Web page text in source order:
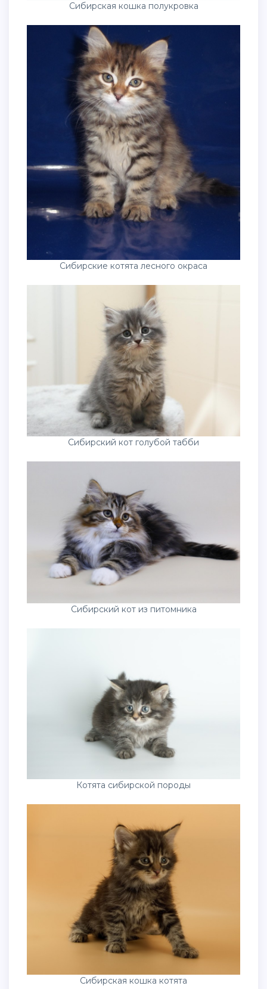
Сибирская кошка полукровка
Сибирские котята лесного окраса
Сибирский кот голубой табби
Сибирский кот из питомника
Котята сибирской породы
Сибирская кошка котята